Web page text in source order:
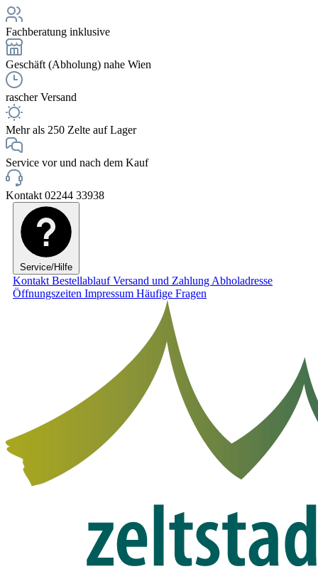
Fachberatung inklusive
Geschäft (Abholung) nahe Wien
rascher Versand
Mehr als 250 Zelte auf Lager
Service vor und nach dem Kauf
Kontakt 02244 33938
Service/Hilfe
Kontakt BestellablaufVersand und Zahlung Abholadresse
Öffnungszeiten Impressum Häufige Fragen